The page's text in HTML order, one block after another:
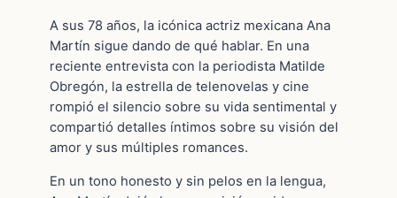
A sus 78 años, la icónica actriz mexicana Ana
Martín sigue dando de qué hablar. En una
reciente entrevista con la periodista Matilde
Obregón, la estrella de telenovelas y cine
rompió el silencio sobre su vida sentimental y
compartió detalles íntimos sobre su visión del
amor y sus múltiples romances.
En un tono honesto y sin pelos en la lengua,